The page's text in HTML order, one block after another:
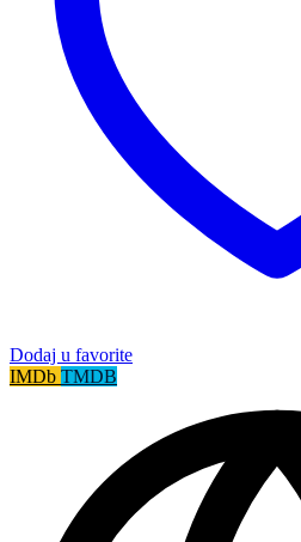
Dodaj u favorite
IMDb TMDB